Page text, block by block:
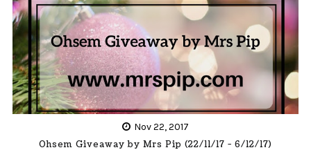
Nov 22, 2017
Ohsem Giveaway by Mrs Pip (22/11/17 - 6/12/17)